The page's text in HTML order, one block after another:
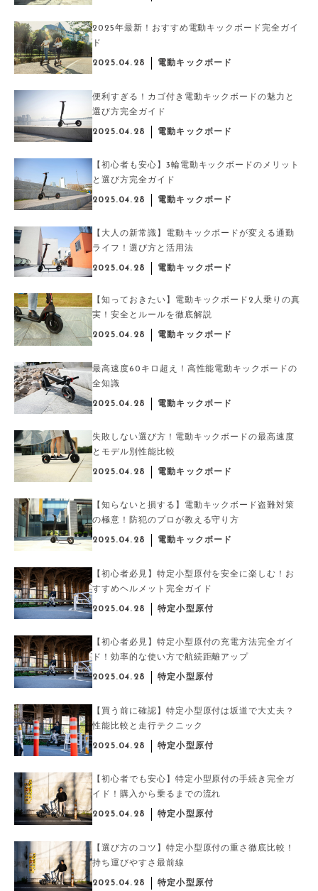
2025年最新！おすすめ電動キックボード完全ガイ
ド
2025.04.28 電動キックボード
便利すぎる！カゴ付き電動キックボードの魅力と
選び方完全ガイド
2025.04.28 電動キックボード
【初心者も安心】3輪電動キックボードのメリット
と選び方完全ガイド
2025.04.28 電動キックボード
【大人の新常識】電動キックボードが変える通勤
ライフ！選び方と活用法
2025.04.28 電動キックボード
【知っておきたい】電動キックボード2人乗りの真
実！安全とルールを徹底解説
2025.04.28 電動キックボード
最高速度60キロ超え！高性能電動キックボードの
全知識
2025.04.28 電動キックボード
失敗しない選び方！電動キックボードの最高速度
とモデル別性能比較
2025.04.28 電動キックボード
【知らないと損する】電動キックボード盗難対策
の極意！防犯のプロが教える守り方
2025.04.28 電動キックボード
【初心者必見】特定小型原付を安全に楽しむ！お
すすめヘルメット完全ガイド
2025.04.28 特定小型原付
【初心者必見】特定小型原付の充電方法完全ガイ
ド！効率的な使い方で航続距離アップ
2025.04.28 特定小型原付
【買う前に確認】特定小型原付は坂道で大丈夫？
性能比較と走行テクニック
2025.04.28 特定小型原付
【初心者でも安心】特定小型原付の手続き完全ガ
イド！購入から乗るまでの流れ
2025.04.28 特定小型原付
【選び方のコツ】特定小型原付の重さ徹底比較！
持ち運びやすさ最前線
2025.04.28 特定小型原付